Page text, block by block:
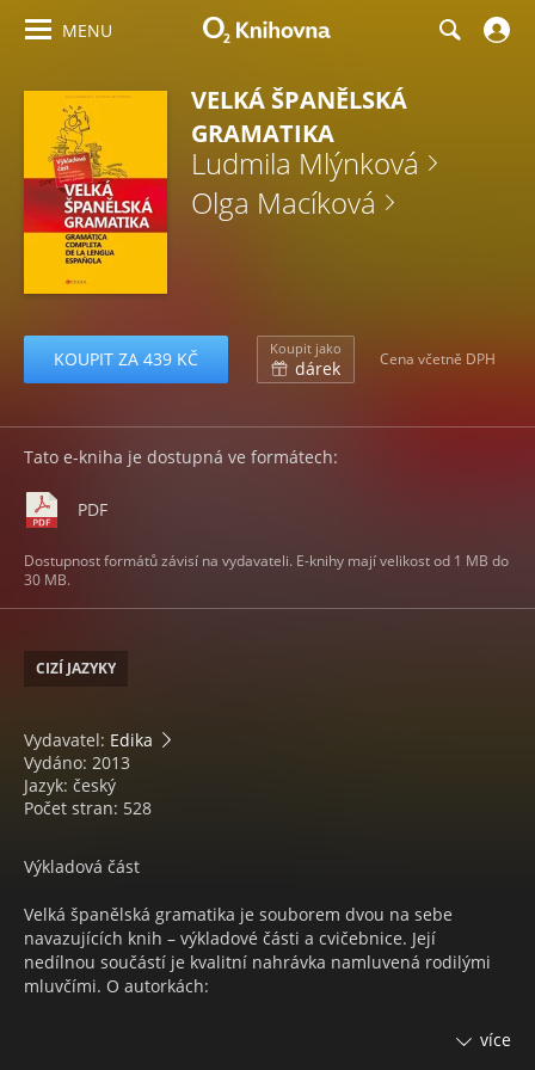
MENU
VELKÁ ŠPANĚLSKÁ
GRAMATIKA
Ludmila Mlýnková
Olga Macíková
KOUPIT ZA 439 KČ Koupit jako
dárek Cena včetně DPH
Tato e-kniha je dostupná ve formátech:
PDF
Dostupnost formátů závisí na vydavateli. E-knihy mají velikost od 1 MB do
30 MB.
CIZÍ JAZYKY
Vydavatel: Edika
Vydáno: 2013
Jazyk: český
Počet stran: 528
Výkladová část
Velká španělská gramatika je souborem dvou na sebe
navazujících knih – výkladové části a cvičebnice. Její
nedílnou součástí je kvalitní nahrávka namluvená rodilými
mluvčími. O autorkách:
PhDr. Olga Macíková vyučuje španělštinu na Vysoké školevíce